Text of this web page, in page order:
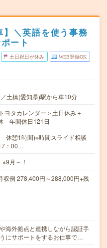
＼英語を使う事務
ート
土日祝日が休み WEB登録OK
土橋(愛知県)駅から車10分
タカレンダー＞土日休み＋
年間休日121日
憩1時間)※時間スライド相談
：00…
月～！
例 278,400円～288,000円+残
海外拠点と連携しながら認証手
にサポートをするお仕事で…